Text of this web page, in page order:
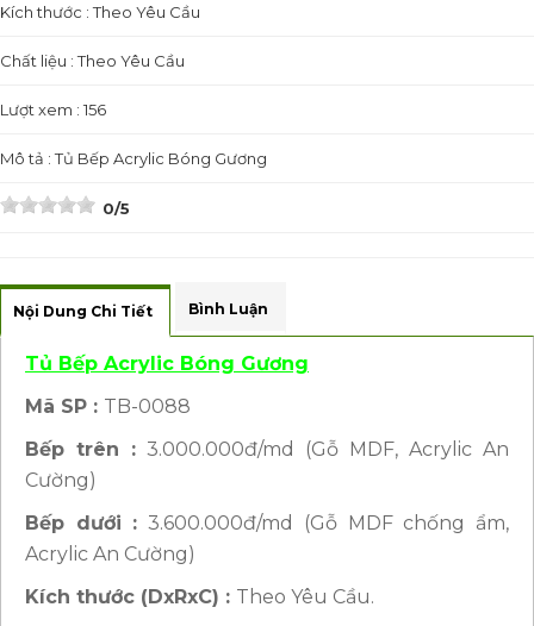
Kích thước : Theo Yêu Cầu
Chất liệu : Theo Yêu Cầu
Lượt xem : 156
Mô tả : Tủ Bếp Acrylic Bóng Gương
0/5
Nội Dung Chi Tiết Bình Luận
Tủ Bếp Acrylic Bóng Gương
Mã SP : TB-0088
Bếp trên : 3.000.000đ/md (Gỗ MDF, Acrylic An
Cường)
Bếp dưới : 3.600.000đ/md (Gỗ MDF chống ẩm,
Acrylic An Cường)
Kích thước (DxRxC) : Theo Yêu Cầu.